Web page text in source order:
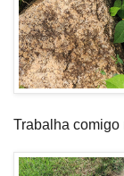
Trabalha comigo